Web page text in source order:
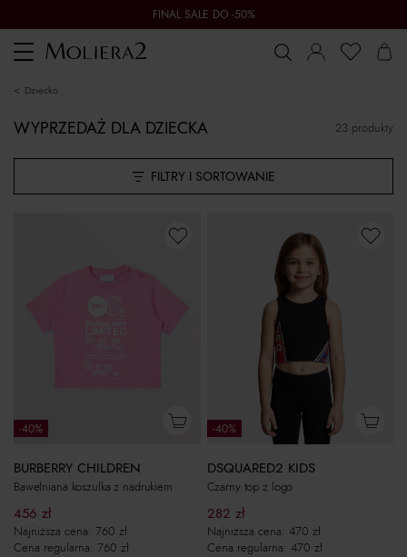
FINAL SALE DO -50%
Toggle
navigation
dziecko
FILTRY I SORTOWANIE
23 produkty
WYPRZEDAŻ DLA DZIECKA
-40%
BURBERRY CHILDREN
Bawełniana koszulka z nadrukiem
456 zł
Najniższa cena: 760 zł
Cena regularna: 760 zł
-40%
DSQUARED2 KIDS
Czarny top z logo
282 zł
Najniższa cena: 470 zł
Cena regularna: 470 zł